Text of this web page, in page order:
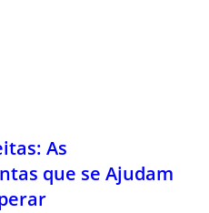
As
que se Ajudam